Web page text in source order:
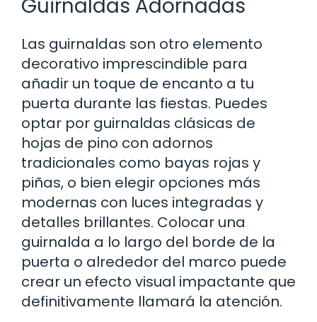
Guirnaldas Adornadas
Las guirnaldas son otro elemento
decorativo imprescindible para
añadir un toque de encanto a tu
puerta durante las fiestas. Puedes
optar por guirnaldas clásicas de
hojas de pino con adornos
tradicionales como bayas rojas y
piñas, o bien elegir opciones más
modernas con luces integradas y
detalles brillantes. Colocar una
guirnalda a lo largo del borde de la
puerta o alrededor del marco puede
crear un efecto visual impactante que
definitivamente llamará la atención.